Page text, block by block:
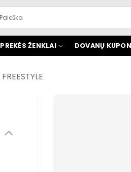
PREKĖS ŽENKLAI DOVANŲ
FREESTYLE